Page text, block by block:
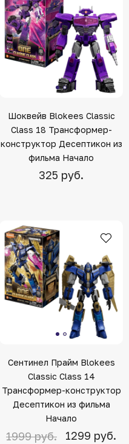
Шоквейв Blokees Classic
Class 18 Трансформер-
конструктор Десептикон из
фильма Начало
325 руб.
Сентинел Прайм Blokees
Classic Class 14
Трансформер-конструктор
Десептикон из фильма
Начало
1999 руб. 1299 руб.